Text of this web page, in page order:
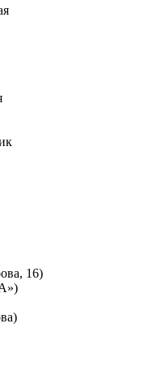
16)